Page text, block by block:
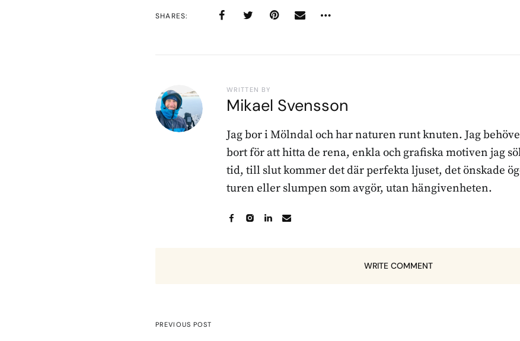
SHARES
WRITTEN BY
Mikael Svensson
Jag bor i Mölndal och har naturen runt knuten. Jag
bort för att hitta de rena, enkla och grafiska motiven jag
tid, till slut kommer det där perfekta ljuset, det önskade
turen eller slumpen som avgör, utan hängivenheten.
WRITE COMMENT
PREVIOUS POST